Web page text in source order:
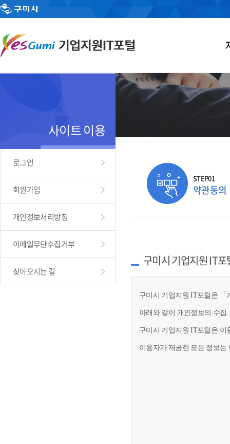
사이트 이용
로그인
회원가입
개인정보처리방침
이메일무단수집거부
찾아오시는 길
STEP01
약관동의
구미시 기업지원 IT
구미시 기업지원 IT포털은 「
아래와 같이 개인정보의 수집
구미시 기업지원 IT포털은 이
이용자가 제공한 모든 정보